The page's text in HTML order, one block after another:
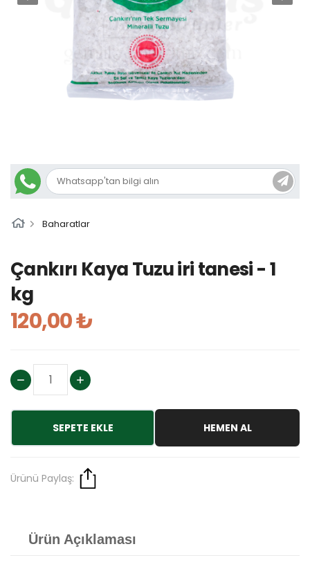
Baharatlar
Çankırı Kaya Tuzu iri tanesi - 1
kg
120,00 ₺
SEPETE EKLE HEMEN AL
Ürünü Paylaş:
Ürün Açıklaması